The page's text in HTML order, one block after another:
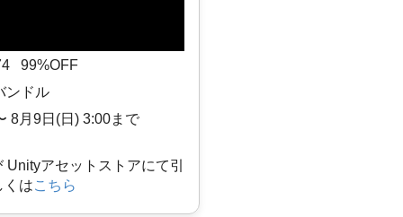
99%OFF
ンドル
8月9日(日) 3:00まで
Unityアセットストアにて引
くはこちら